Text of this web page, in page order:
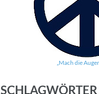
„Mach die